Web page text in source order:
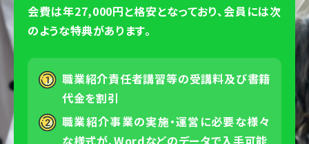
会費は年27,000円と格安となっており、会員には次
のような特典があります。
職業紹介責任者講習等の受講料及び書籍
代金を割引
職業紹介事業の実施・運営に必要な様々
な様式が、Wordなどのデータで入手可能